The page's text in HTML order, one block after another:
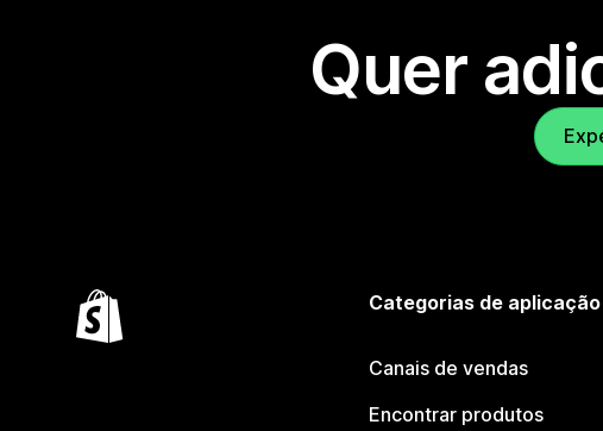
Quer
Categorias de aplicação
Canais de vendas
Encontrar produtos